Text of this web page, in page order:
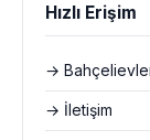
Hızlı Erişim
→ Bahçelievler
→ İletişim